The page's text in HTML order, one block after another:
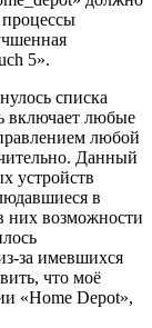
5».
списка
включает любые
любой
Данный
устройств
в
них возможности
за имевшихся
что моё
«Home Depot»,